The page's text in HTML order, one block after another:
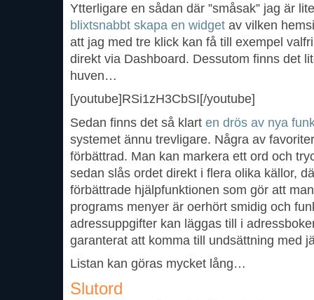
Ytterligare en sådan där ”småsak” jag är
blixtsnabbt skapa en widget av vilken
att jag med tre klick kan få till exempel
direkt via Dashboard. Dessutom finns det
huven…
[youtube]RSi1zH3CbSI[/youtube]
Sedan finns det så klart en drös av nya
systemet ännu trevligare. Några av
förbättrad. Man kan markera ett ord och
sedan slås ordet direkt i flera olika källor,
förbättrade hjälpfunktionen som gör att
programs menyer är oerhört smidig och
adressuppgifter kan läggas till i
garanterat att komma till undsättning med
Listan kan göras mycket lång…
Slutord